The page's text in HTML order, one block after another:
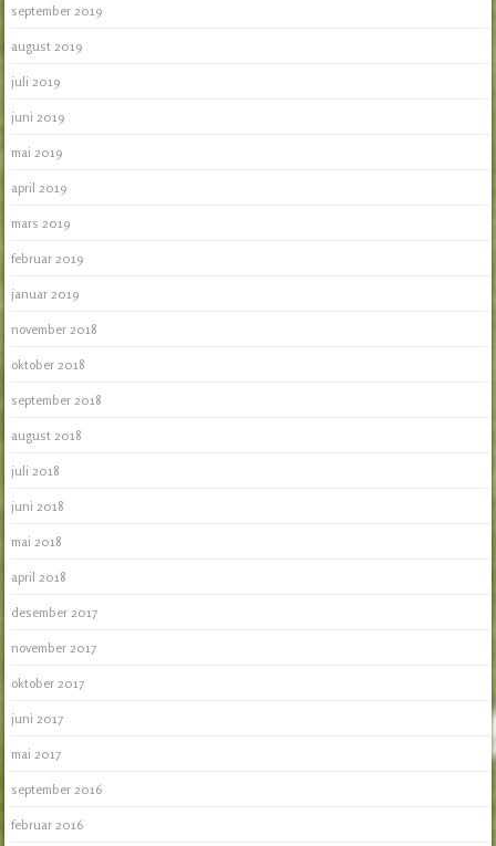
september 2019
august 2019
juli 2019
juni 2019
mai 2019
april 2019
mars 2019
februar 2019
januar 2019
november 2018
oktober 2018
september 2018
august 2018
juli 2018
juni 2018
mai 2018
april 2018
desember 2017
november 2017
oktober 2017
juni 2017
mai 2017
september 2016
februar 2016